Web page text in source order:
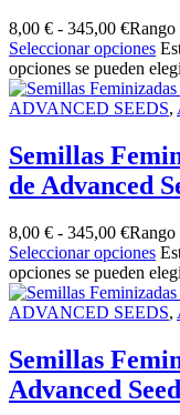
8,00 € - 345,00 €Rango
Seleccionar opciones
opciones se pueden
ADVANCED SEEDS,
Semillas
de Advanced
8,00 € - 345,00 €Rango
Seleccionar opciones
opciones se pueden
ADVANCED SEEDS,
Semillas
Advanced